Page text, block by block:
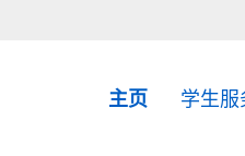
主页 学生服